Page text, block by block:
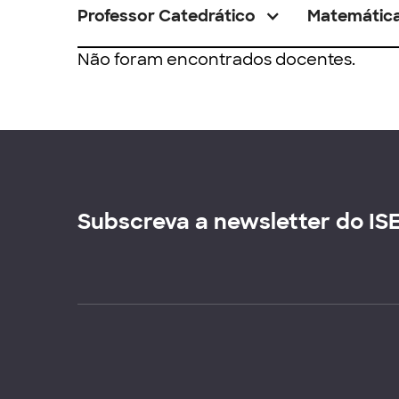
Professor Catedrático
Não foram encontrados docentes.
Subscreva a newsletter do